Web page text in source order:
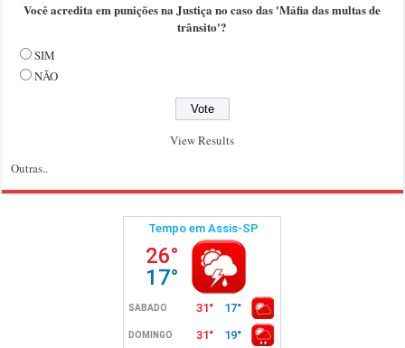
Você acredita em punições na Justiça no caso das 'Máfia das multas de
trânsito'?
SIM
NÃO
View Results
Outras..